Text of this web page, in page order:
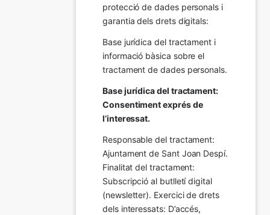
protecció de dades personals i
garantia dels drets digitals:
Base jurídica del tractament i
informació bàsica sobre el
tractament de dades personals.
Base jurídica del tractament:
Consentiment exprés de
l’interessat.
Responsable del tractament:
Ajuntament de Sant Joan Despí.
Finalitat del tractament:
Subscripció al butlletí digital
(newsletter). Exercici de drets
dels interessats: D’accés,